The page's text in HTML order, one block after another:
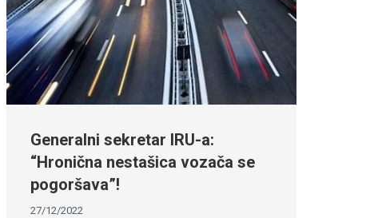
Generalni sekretar IRU-a:
“Hronična nestašica vozača se
pogoršava”!
27/12/2022